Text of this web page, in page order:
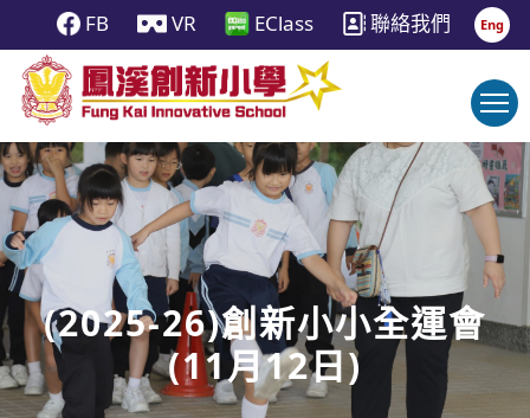
FB VR EClass 聯絡我們 Eng
(2025-26)創新小小全運會
(11月12日)